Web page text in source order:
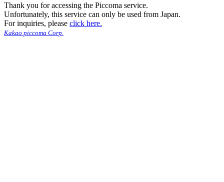
Thank you for accessing the Piccoma service.
Unfortunately, this service can only be used from Japan.
For inquiries, please click here.
Kakao piccoma Corp.